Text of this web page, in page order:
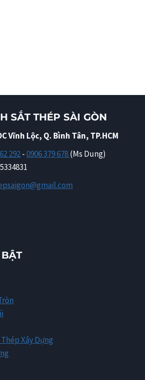
SẮT THÉP SÀI GÒN
Vĩnh Lộc, Q. Bình Tân, TP.HCM
292-0906 379 678(Ms Dung)
Xây Dựng